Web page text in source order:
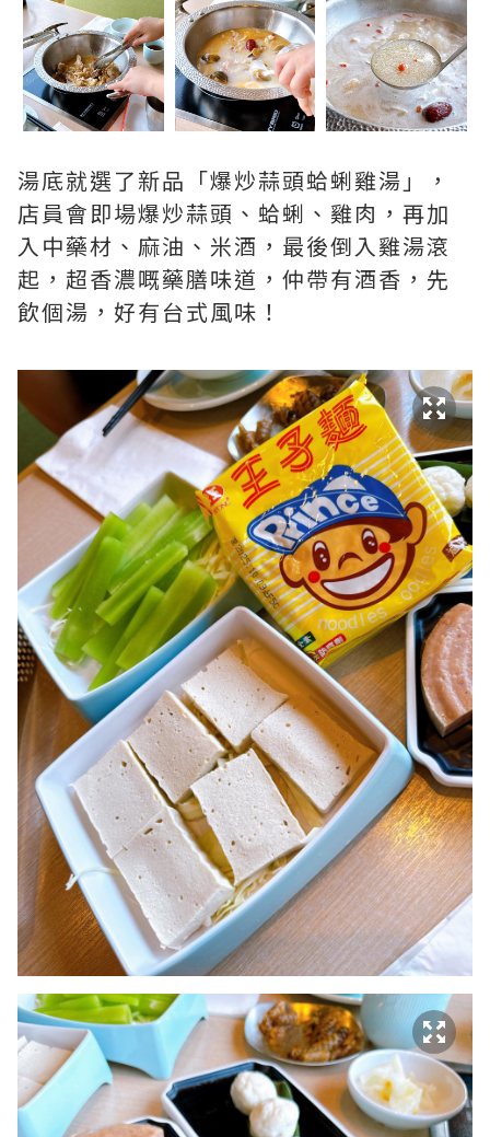
湯底就選了新品「爆炒蒜頭蛤蜊雞湯」，
店員會即場爆炒蒜頭、蛤蜊、雞肉，再加
入中藥材、麻油、米酒，最後倒入雞湯滾
起，超香濃嘅藥膳味道，仲帶有酒香，先
飲個湯，好有台式風味！